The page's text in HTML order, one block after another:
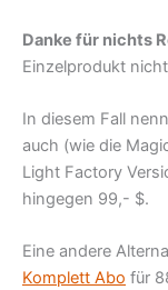
Danke für nichts
Einzelprodukt
In diesem Fall
auch (wie die
Light Factory
hingegen 99,- $.
Eine andere
Komplett Abo für